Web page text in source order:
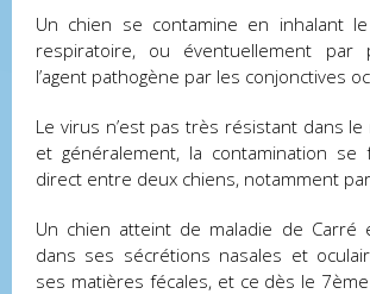
Un chien se contamine en inhalant
respiratoire, ou éventuellement par
l’agent pathogène par les conjonctives
Le virus n’est pas très résistant dans
et généralement, la contamination se
direct entre deux chiens, notamment par
Un chien atteint de maladie de Carré
dans ses sécrétions nasales et
ses matières fécales, et ce dès le